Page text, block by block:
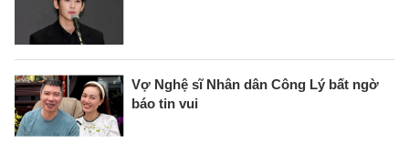
Vợ Nghệ sĩ Nhân dân Công Lý bất ngờ
báo tin vui